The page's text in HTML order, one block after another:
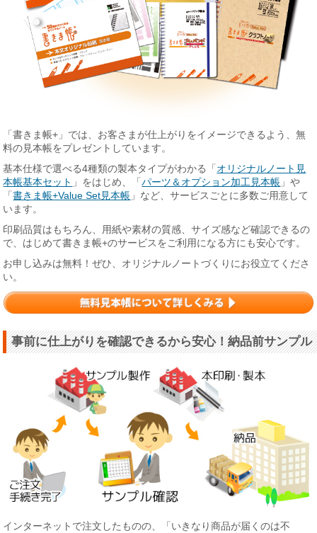
「書きま帳+」では、お客さまが仕上がりをイメージできるよう、無
料の見本帳をプレゼントしています。
基本仕様で選べる4種類の製本タイプがわかる「 オリジナルノート見
本帳基本セット 」をはじめ、「パーツ＆オプション加工見本帳 」や
「書きま帳+Value Set見本帳 」など、サービスごとに多数ご用意して
います。
印刷品質はもちろん、用紙や素材の質感、サイズ感など確認できるの
で、はじめて書きま帳+のサービスをご利用になる方にも安心です。
お申し込みは無料！ぜひ、オリジナルノートづくりにお役立てくださ
い。
事前に仕上がりを確認できるから安心！納品前サンプル
インターネットで注文したものの、「いきなり商品が届くのは不